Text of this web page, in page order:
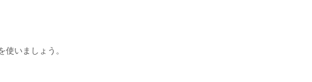
いましょう。